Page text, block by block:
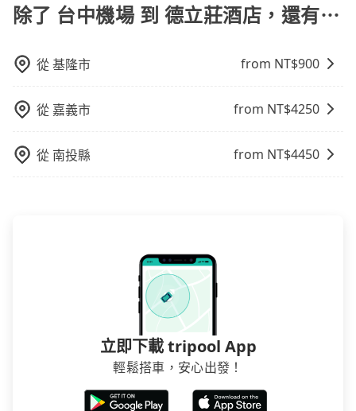
按照包車時間和里程、車型來計費，價格在網站上公開
透明，方便客戶可以更加準確地了解行程所需時間和費
網，利用旅步app跟司機聯絡，且旅步的app支援外文翻
譯，讓您不用擔心語言不通的問題，還能讓您省下高額
除了 台中機場 到 德立莊酒店，還有⋯
從基隆市 from NT$900
從 嘉義市 from NT$4250
從 南投縣 from NT$4450
立即下載 tripool App
輕鬆搭車，安心出發！